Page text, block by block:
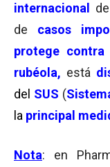
internacional de
de casos
protege contra
rubéola, está d
del SUS (
la principal
Nota: en